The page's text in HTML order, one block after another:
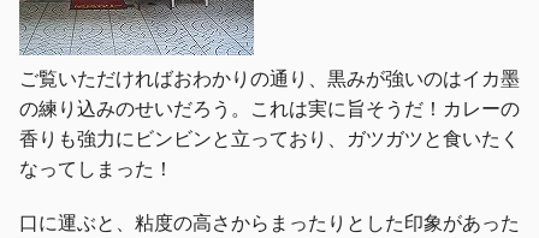
ご覧いただければおわかりの通り、黒みが強いのはイカ墨
の練り込みのせいだろう。これは実に旨そうだ！カレーの
香りも強力にビンビンと立っており、ガツガツと食いたく
なってしまった！
口に運ぶと、粘度の高さからまったりとした印象があった